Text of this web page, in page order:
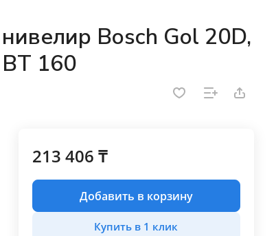
Bosch Gol 20D,
160
213 406 ₸
Добавить в корзину
Купить в 1 клик